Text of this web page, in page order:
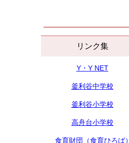
リンク集
Y・Y NET
釜利谷中学校
釜利谷小学校
高舟台小学校
食育財団（食育ひろば）